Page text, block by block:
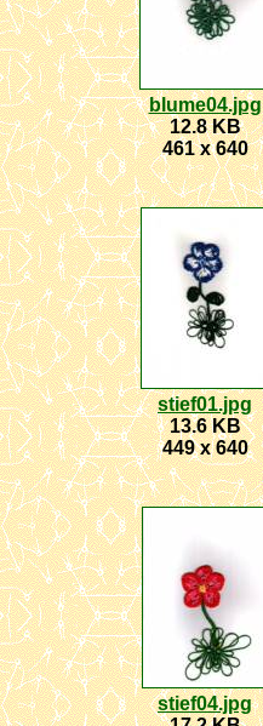
blume04.jpg
12.8 KB
461 x 640
stief01.jpg
13.6 KB
449 x 640
stief04.jpg